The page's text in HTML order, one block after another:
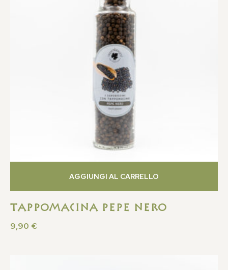
Tappomacina Pepe Nero
9,90 €
AGGIUNGI AL CARRELLO